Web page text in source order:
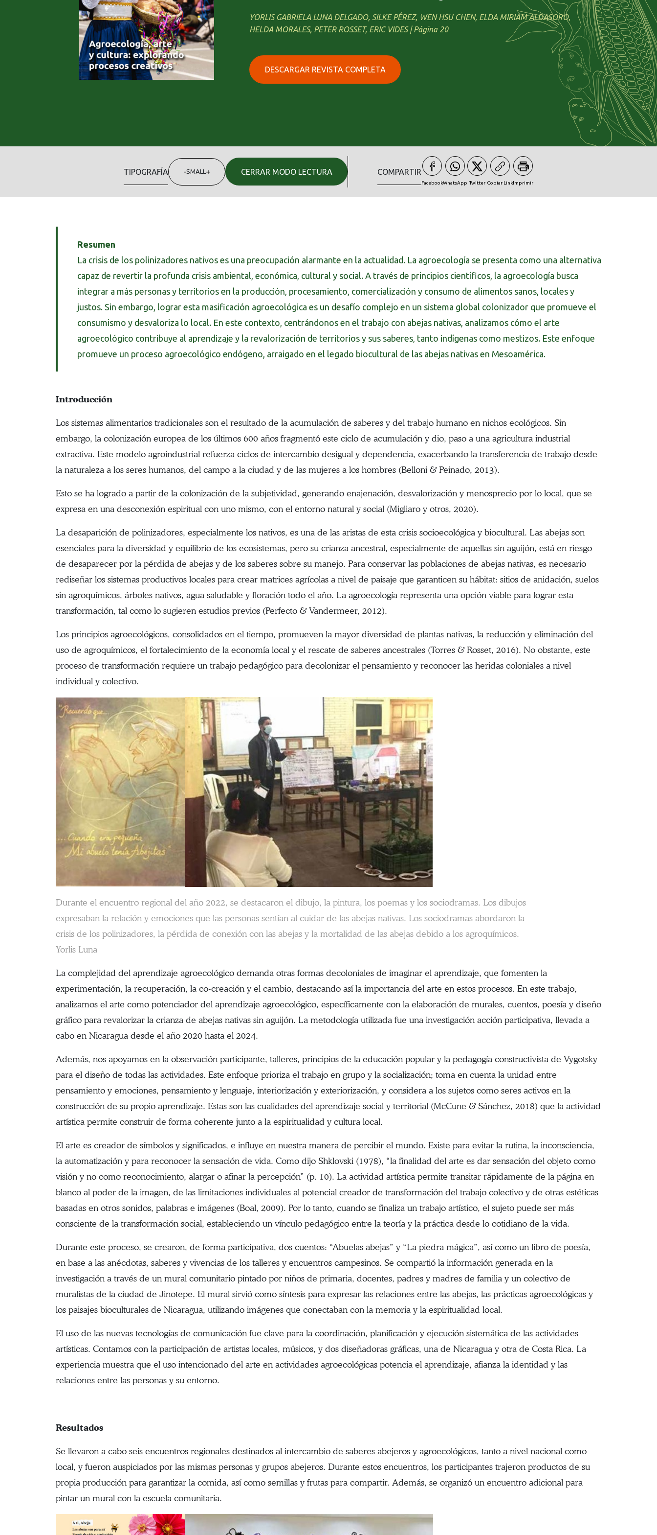
YORLIS GABRIELA LUNA DELGADO, SILKE PÉREZ, WEN HSU CHEN, ELDA MIRIAM ALDASORO,
HELDA MORALES, PETER ROSSET, ERIC VIDES | Página 20
DESCARGAR REVISTA COMPLETA
TIPOGRAFÍA -SMALL + CERRAR MODO LECTURA COMPARTIR
FacebookWhatsApp Twitter Copiar LinkImprimir
Resumen
La crisis de los polinizadores nativos es una preocupación alarmante en la actualidad. La agroecología se presenta como una alternativa
capaz de revertir la profunda crisis ambiental, económica, cultural y social. A través de principios científicos, la agroecología busca
integrar a más personas y territorios en la producción, procesamiento, comercialización y consumo de alimentos sanos, locales y
justos. Sin embargo, lograr esta masificación agroecológica es un desafío complejo en un sistema global colonizador que promueve el
consumismo y desvaloriza lo local. En este contexto, centrándonos en el trabajo con abejas nativas, analizamos cómo el arte
agroecológico contribuye al aprendizaje y la revalorización de territorios y sus saberes, tanto indígenas como mestizos. Este enfoque
promueve un proceso agroecológico endógeno, arraigado en el legado biocultural de las abejas nativas en Mesoamérica.
Introducción
Los sistemas alimentarios tradicionales son el resultado de la acumulación de saberes y del trabajo humano en nichos ecológicos. Sin
embargo, la colonización europea de los últimos 600 años fragmentó este ciclo de acumulación y dio, paso a una agricultura industrial
extractiva. Este modelo agroindustrial refuerza ciclos de intercambio desigual y dependencia, exacerbando la transferencia de trabajo desde
la naturaleza a los seres humanos, del campo a la ciudad y de las mujeres a los hombres (Belloni & Peinado, 2013).
Esto se ha logrado a partir de la colonización de la subjetividad, generando enajenación, desvalorización y menosprecio por lo local, que se
expresa en una desconexión espiritual con uno mismo, con el entorno natural y social (Migliaro y otros, 2020).
La desaparición de polinizadores, especialmente los nativos, es una de las aristas de esta crisis socioecológica y biocultural. Las abejas son
esenciales para la diversidad y equilibrio de los ecosistemas, pero su crianza ancestral, especialmente de aquellas sin aguijón, está en riesgo
de desaparecer por la pérdida de abejas y de los saberes sobre su manejo. Para conservar las poblaciones de abejas nativas, es necesario
rediseñar los sistemas productivos locales para crear matrices agrícolas a nivel de paisaje que garanticen su hábitat: sitios de anidación, suelos
sin agroquímicos, árboles nativos, agua saludable y floración todo el año. La agroecología representa una opción viable para lograr esta
transformación, tal como lo sugieren estudios previos (Perfecto & Vandermeer, 2012).
Los principios agroecológicos, consolidados en el tiempo, promueven la mayor diversidad de plantas nativas, la reducción y eliminación del
uso de agroquímicos, el fortalecimiento de la economía local y el rescate de saberes ancestrales (Torres & Rosset, 2016). No obstante, este
proceso de transformación requiere un trabajo pedagógico para decolonizar el pensamiento y reconocer las heridas coloniales a nivel
individual y colectivo.
Durante el encuentro regional del año 2022, se destacaron el dibujo, la pintura, los poemas y los sociodramas. Los dibujos
expresaban la relación y emociones que las personas sentían al cuidar de las abejas nativas. Los sociodramas abordaron la
crisis de los polinizadores, la pérdida de conexión con las abejas y la mortalidad de las abejas debido a los agroquímicos.
Yorlis Luna
La complejidad del aprendizaje agroecológico demanda otras formas decoloniales de imaginar el aprendizaje, que fomenten la
experimentación, la recuperación, la co-creación y el cambio, destacando así la importancia del arte en estos procesos. En este trabajo,
analizamos el arte como potenciador del aprendizaje agroecológico, específicamente con la elaboración de murales, cuentos, poesía y diseño
gráfico para revalorizar la crianza de abejas nativas sin aguijón. La metodología utilizada fue una investigación acción participativa, llevada a
cabo en Nicaragua desde el año 2020 hasta el 2024.
Además, nos apoyamos en la observación participante, talleres, principios de la educación popular y la pedagogía constructivista de Vygotsky
para el diseño de todas las actividades. Este enfoque prioriza el trabajo en grupo y la socialización; toma en cuenta la unidad entre
pensamiento y emociones, pensamiento y lenguaje, interiorización y exteriorización, y considera a los sujetos como seres activos en la
construcción de su propio aprendizaje. Estas son las cualidades del aprendizaje social y territorial (McCune & Sánchez, 2018) que la actividad
artística permite construir de forma coherente junto a la espiritualidad y cultura local.
El arte es creador de símbolos y significados, e influye en nuestra manera de percibir el mundo. Existe para evitar la rutina, la inconsciencia,
la automatización y para reconocer la sensación de vida. Como dijo Shklovski (1978), “la finalidad del arte es dar sensación del objeto como
visión y no como reconocimiento, alargar o afinar la percepción” (p. 10). La actividad artística permite transitar rápidamente de la página en
blanco al poder de la imagen, de las limitaciones individuales al potencial creador de transformación del trabajo colectivo y de otras estéticas
basadas en otros sonidos, palabras e imágenes (Boal, 2009). Por lo tanto, cuando se finaliza un trabajo artístico, el sujeto puede ser más
consciente de la transformación social, estableciendo un vínculo pedagógico entre la teoría y la práctica desde lo cotidiano de la vida.
Durante este proceso, se crearon, de forma participativa, dos cuentos: “Abuelas abejas” y “La piedra mágica”, así como un libro de poesía,
en base a las anécdotas, saberes y vivencias de los talleres y encuentros campesinos. Se compartió la información generada en la
investigación a través de un mural comunitario pintado por niños de primaria, docentes, padres y madres de familia y un colectivo de
muralistas de la ciudad de Jinotepe. El mural sirvió como síntesis para expresar las relaciones entre las abejas, las prácticas agroecológicas y
los paisajes bioculturales de Nicaragua, utilizando imágenes que conectaban con la memoria y la espiritualidad local.
El uso de las nuevas tecnologías de comunicación fue clave para la coordinación, planificación y ejecución sistemática de las actividades
artísticas. Contamos con la participación de artistas locales, músicos, y dos diseñadoras gráficas, una de Nicaragua y otra de Costa Rica. La
experiencia muestra que el uso intencionado del arte en actividades agroecológicas potencia el aprendizaje, afianza la identidad y las
relaciones entre las personas y su entorno.
Resultados
Se llevaron a cabo seis encuentros regionales destinados al intercambio de saberes abejeros y agroecológicos, tanto a nivel nacional como
local, y fueron auspiciados por las mismas personas y grupos abejeros. Durante estos encuentros, los participantes trajeron productos de su
propia producción para garantizar la comida, así como semillas y frutas para compartir. Además, se organizó un encuentro adicional para
pintar un mural con la escuela comunitaria.